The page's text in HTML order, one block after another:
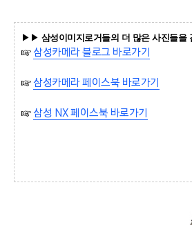
▶▶ 삼성이미지로거들의 더 많은 사진들을
☞삼성카메라 블로그 바로가기
☞삼성카메라 페이스북 바로가기
☞삼성 NX 페이스북 바로가기